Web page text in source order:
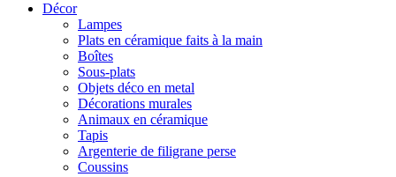
Décor
Lampes
Plats en céramique faits à la main
Boîtes
Sous-plats
Objets déco en metal
Décorations murales
Animaux en céramique
Tapis
Argenterie de filigrane perse
Coussins